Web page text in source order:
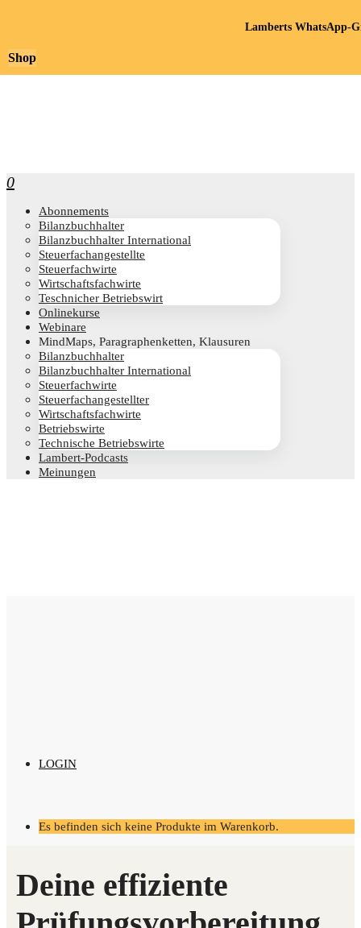
0
Abon­ne­ments
Bilanz­buch­hal­ter
Bilanz­buch­hal­ter International
Steu­er­fach­an­ge­stell­te
Steu­er­fach­wir­te
Wirt­schafts­fach­wir­te
Teschni­cher Betriebswirt
Online­kur­se
Web­i­na­re
Mind­Maps, Para­gra­phen­ket­ten, Klausuren
Bilanz­buch­hal­ter
Bilanz­buch­hal­ter International
Steu­er­fach­wir­te
Steu­er­fach­an­ge­stell­ter
Wirt­schafts­fach­wir­te
Betriebs­wir­te
Tech­ni­sche Betriebswirte
Lam­­bert-Pod­­casts
Mei­nun­gen
LOGIN
Es befinden sich keine Produkte im Warenkorb.
Shop
Lamberts WhatsApp-